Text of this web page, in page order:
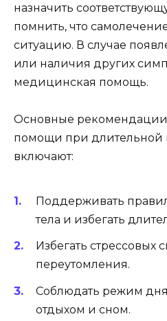
назначить
помнить, что
ситуацию. В случае
или наличия других
медицинская помощь.
Основные
помощи при длительной
включают:
Поддерживать
тела и избегать
Избегать стрессовых
переутомления.
Соблюдать режим
отдыхом и сном.